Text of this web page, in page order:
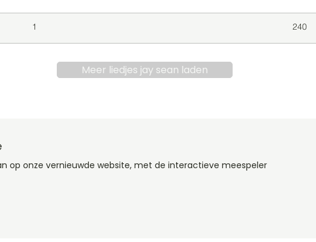
1 240
Meer liedjes jay sean laden
op onze vernieuwde website, met de interactieve meespeler